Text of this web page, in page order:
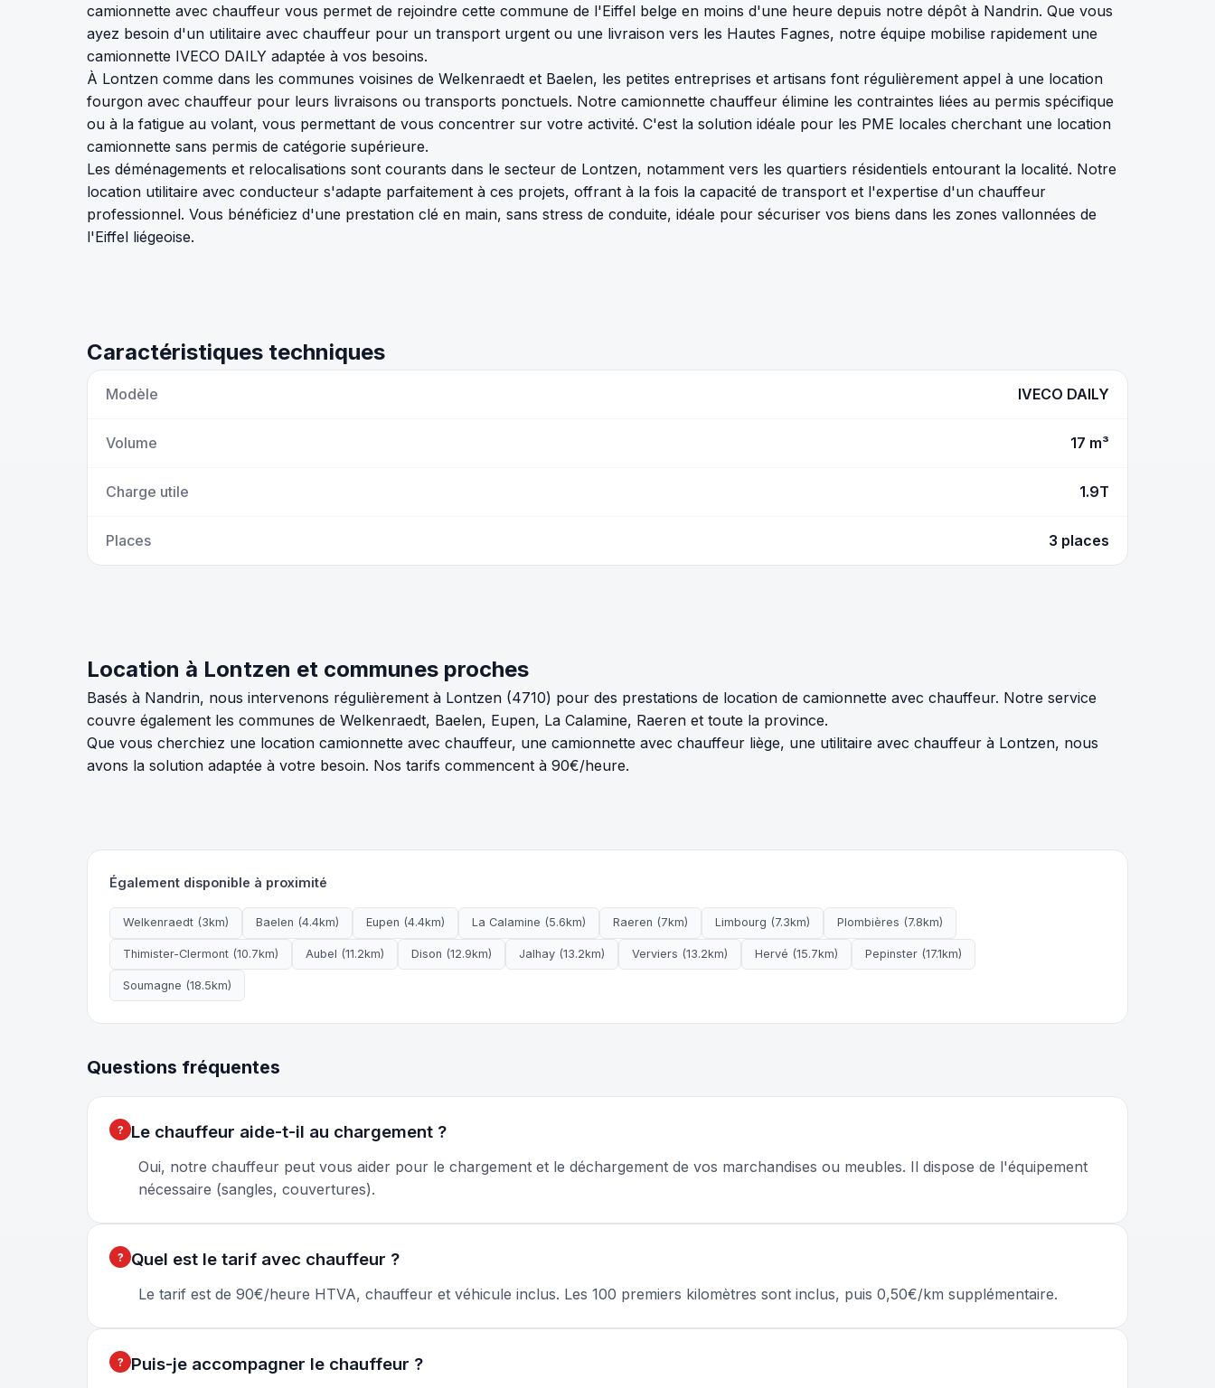
camionnette avec chauffeur vous permet de rejoindre cette commune de l'Eiffel belge en moins d'une heure depuis notre dépôt à Nandrin. Que vous
ayez besoin d'un utilitaire avec chauffeur pour un transport urgent ou une livraison vers les Hautes Fagnes, notre équipe mobilise rapidement une
camionnette IVECO DAILY adaptée à vos besoins.
À Lontzen comme dans les communes voisines de Welkenraedt et Baelen, les petites entreprises et artisans font régulièrement appel à une location
fourgon avec chauffeur pour leurs livraisons ou transports ponctuels. Notre camionnette chauffeur élimine les contraintes liées au permis spécifique
ou à la fatigue au volant, vous permettant de vous concentrer sur votre activité. C'est la solution idéale pour les PME locales cherchant une location
camionnette sans permis de catégorie supérieure.
Les déménagements et relocalisations sont courants dans le secteur de Lontzen, notamment vers les quartiers résidentiels entourant la localité. Notre
location utilitaire avec conducteur s'adapte parfaitement à ces projets, offrant à la fois la capacité de transport et l'expertise d'un chauffeur
professionnel. Vous bénéficiez d'une prestation clé en main, sans stress de conduite, idéale pour sécuriser vos biens dans les zones vallonnées de
l'Eiffel liégeoise.
Caractéristiques techniques
Modèle IVECO DAILY
Volume 17 m³
Charge utile 1.9T
Places 3 places
Location à Lontzen et communes proches
Basés à Nandrin, nous intervenons régulièrement à Lontzen (4710) pour des prestations de location de camionnette avec chauffeur. Notre service
couvre également les communes de Welkenraedt, Baelen, Eupen, La Calamine, Raeren et toute la province.
Que vous cherchiez une location camionnette avec chauffeur, une camionnette avec chauffeur liège, une utilitaire avec chauffeur à Lontzen, nous
avons la solution adaptée à votre besoin. Nos tarifs commencent à 90€/heure.
Également disponible à proximité
Welkenraedt (3km) Baelen (4.4km) Eupen (4.4km) La Calamine (5.6km) Raeren (7km) Limbourg (7.3km) Plombières (7.8km)
Thimister-Clermont (10.7km) Aubel (11.2km) Dison (12.9km) Jalhay (13.2km) Verviers (13.2km) Hervé (15.7km) Pepinster (17.1km)
Soumagne (18.5km)
Questions fréquentes
Le chauffeur aide-t-il au chargement ?
Oui, notre chauffeur peut vous aider pour le chargement et le déchargement de vos marchandises ou meubles. Il dispose de l'équipement
nécessaire (sangles, couvertures).
Quel est le tarif avec chauffeur ?
Le tarif est de 90€/heure HTVA, chauffeur et véhicule inclus. Les 100 premiers kilomètres sont inclus, puis 0,50€/km supplémentaire.
Puis-je accompagner le chauffeur ?